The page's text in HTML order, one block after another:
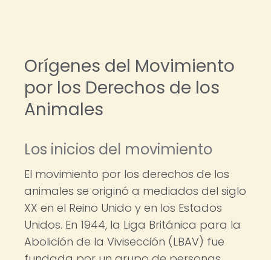
Orígenes del Movimiento
por los Derechos de los
Animales
Los inicios del movimiento
El movimiento por los derechos de los
animales se originó a mediados del siglo
XX en el Reino Unido y en los Estados
Unidos. En 1944, la Liga Británica para la
Abolición de la Vivisección (LBAV) fue